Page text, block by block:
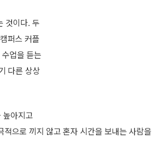
것이다. 두
퍼스 커플
업을 듣는
다른 상상
높아지고
으로 끼지 않고 혼자 시간을 보내는 사람을